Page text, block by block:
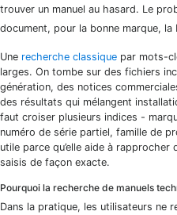
trouver un manuel au hasard. Le
document, pour la bonne marque,
Une recherche classique par mots-
larges. On tombe sur des fichiers
génération, des notices
des résultats qui mélangent
faut croiser plusieurs indices -
numéro de série partiel, famille de
utile parce qu’elle aide à
saisis de façon exacte.
Pourquoi la recherche de manuels
Dans la pratique, les utilisateurs ne